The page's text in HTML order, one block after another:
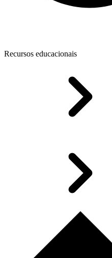
Recursos educacionais